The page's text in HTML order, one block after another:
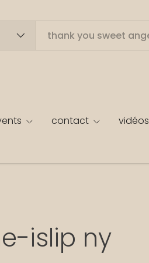
contact vidéos
islip ny